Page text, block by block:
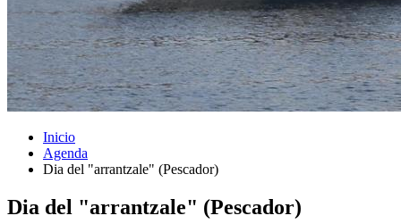
Inicio
Agenda
Dia del "arrantzale" (Pescador)
Dia del "arrantzale" (Pescador)